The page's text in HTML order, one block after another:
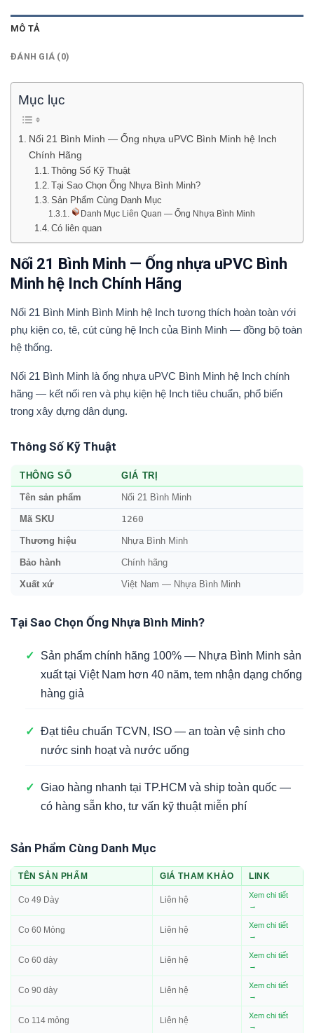
MÔ TẢ
ĐÁNH GIÁ (0)
Mục lục
Nối 21 Bình Minh — Ống nhựa uPVC Bình Minh hệ Inch
Chính Hãng
Thông Số Kỹ Thuật
Tại Sao Chọn Ống Nhựa Bình Minh?
Sản Phẩm Cùng Danh Mục
Danh Mục Liên Quan — Ống Nhựa Bình Minh
Có liên quan
Nối 21 Bình Minh — Ống nhựa uPVC Bình
Minh hệ Inch Chính Hãng
Nối 21 Bình Minh Bình Minh hệ Inch tương thích hoàn toàn với
phụ kiện co, tê, cút cùng hệ Inch của Bình Minh — đồng bộ toàn
hệ thống.
Nối 21 Bình Minh là ống nhựa uPVC Bình Minh hệ Inch chính
hãng — kết nối ren và phụ kiện hệ Inch tiêu chuẩn, phổ biến
trong xây dựng dân dụng.
Thông Số Kỹ Thuật
THÔNG SỐ GIÁ TRỊ
Tên sản phẩm Nối 21 Bình Minh
Mã SKU 1260
Thương hiệu Nhựa Bình Minh
Bảo hành Chính hãng
Xuất xứ Việt Nam — Nhựa Bình Minh
Tại Sao Chọn Ống Nhựa Bình Minh?
✓
Sản phẩm chính hãng 100% — Nhựa Bình Minh sản
xuất tại Việt Nam hơn 40 năm, tem nhận dạng chống
hàng giả
✓ Đạt tiêu chuẩn TCVN, ISO — an toàn vệ sinh cho
nước sinh hoạt và nước uống
✓ Giao hàng nhanh tại TP.HCM và ship toàn quốc —
có hàng sẵn kho, tư vấn kỹ thuật miễn phí
Sản Phẩm Cùng Danh Mục
TÊN SẢN PHẨM GIÁ THAM KHẢO LINK
Co 49 Dày Liên hệ
Xem chi tiết
→
Co 60 Mỏng Liên hệ
Xem chi tiết
→
Co 60 dày Liên hệ
Xem chi tiết
→
Co 90 dày Liên hệ
Xem chi tiết
→
Co 114 mỏng Liên hệ
Xem chi tiết
→